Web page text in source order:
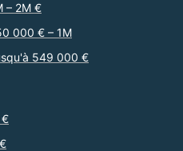
– 2M €
000 € – 1M
549 000 €
€